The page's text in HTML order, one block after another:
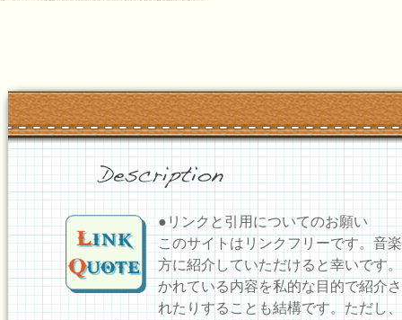
●リンクと引用についてのお願い
このサイトはリンクフリーです。音
方に紹介していただけると幸いです
かれている内容を私的な目的で紹介
れたりすることも結構です。ただし